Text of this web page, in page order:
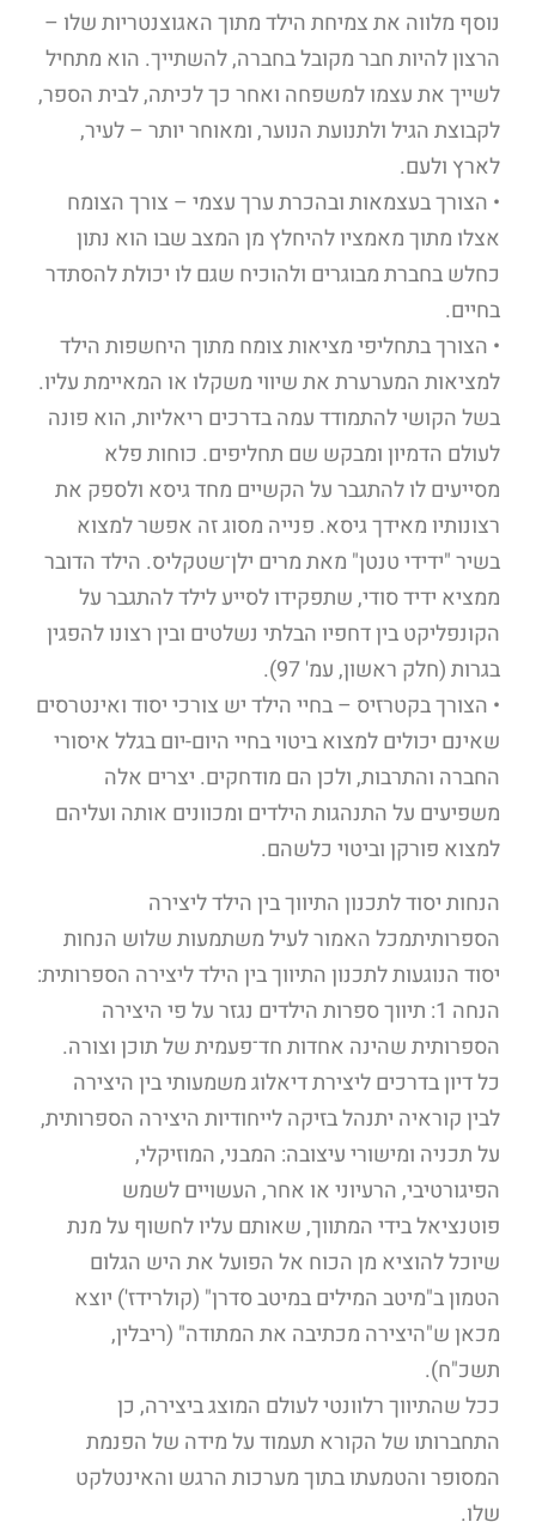
נוסף מלווה את צמיחת הילד מתוך האגוצנטריות שלו –
הרצון להיות חבר מקובל בחברה, להשתייך. הוא מתחיל
לשייך את עצמו למשפחה ואחר כך לכיתה, לבית הספר,
לקבוצת הגיל ולתנועת הנוער, ומאוחר יותר – לעיר,
לארץ ולעם.
• הצורך בעצמאות ובהכרת ערך עצמי – צורך הצומח
אצלו מתוך מאמציו להיחלץ מן המצב שבו הוא נתון
כחלש בחברת מבוגרים ולהוכיח שגם לו יכולת להסתדר
בחיים.
• הצורך בתחליפי מציאות צומח מתוך היחשפות הילד
למציאות המערערת את שיווי משקלו או המאיימת עליו.
בשל הקושי להתמודד עמה בדרכים ריאליות, הוא פונה
לעולם הדמיון ומבקש שם תחליפים. כוחות פלא
מסייעים לו להתגבר על הקשיים מחד גיסא ולספק את
רצונותיו מאידך גיסא. פנייה מסוג זה אפשר למצוא
בשיר "ידידי טנטן" מאת מרים ילן־שטקליס. הילד הדובר
ממציא ידיד סודי, שתפקידו לסייע לילד להתגבר על
הקונפליקט בין דחפיו הבלתי נשלטים ובין רצונו להפגין
בגרות (חלק ראשון, עמ' 97).
• הצורך בקטרזיס – בחיי הילד יש צורכי יסוד ואינטרסים
שאינם יכולים למצוא ביטוי בחיי היום-יום בגלל איסורי
החברה והתרבות, ולכן הם מודחקים. יצרים אלה
משפיעים על התנהגות הילדים ומכוונים אותה ועליהם
למצוא פורקן וביטוי כלשהם.
הנחות יסוד לתכנון התיווך בין הילד ליצירה
הספרותיתמכל האמור לעיל משתמעות שלוש הנחות
יסוד הנוגעות לתכנון התיווך בין הילד ליצירה הספרותית:
הנחה 1: תיווך ספרות הילדים נגזר על פי היצירה
הספרותית שהינה אחדות חד־פעמית של תוכן וצורה.
כל דיון בדרכים ליצירת דיאלוג משמעותי בין היצירה
לבין קוראיה יתנהל בזיקה לייחודיות היצירה הספרותית,
על תכניה ומישורי עיצובה: המבני, המוזיקלי,
הפיגורטיבי, הרעיוני או אחר, העשויים לשמש
פוטנציאל בידי המתווך, שאותם עליו לחשוף על מנת
שיוכל להוציא מן הכוח אל הפועל את היש הגלום
הטמון ב"מיטב המילים במיטב סדרן" (קולרידז') יוצא
מכאן ש"היצירה מכתיבה את המתודה" (ריבלין,
תשכ"ח).
ככל שהתיווך רלוונטי לעולם המוצג ביצירה, כן
התחברותו של הקורא תעמוד על מידה של הפנמת
המסופר והטמעתו בתוך מערכות הרגש והאינטלקט
שלו.